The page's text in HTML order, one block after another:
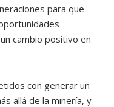
para que
cambio positivo en
con generar un
allá de la minería, y